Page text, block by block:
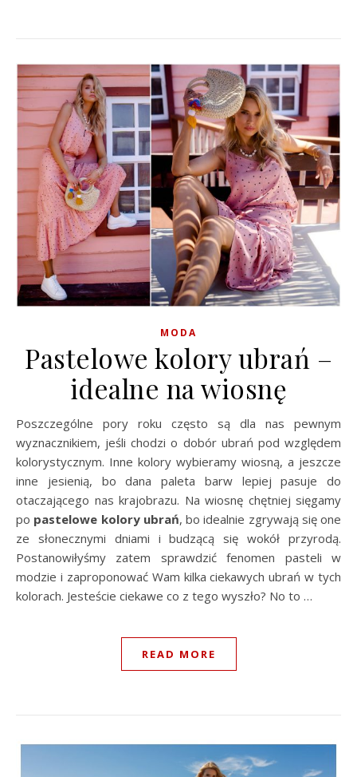
MODA
Pastelowe kolory ubrań –
idealne na wiosnę
Poszczególne pory roku często są dla nas pewnym
wyznacznikiem, jeśli chodzi o dobór ubrań pod względem
kolorystycznym. Inne kolory wybieramy wiosną, a jeszcze
inne jesienią, bo dana paleta barw lepiej pasuje do
otaczającego nas krajobrazu. Na wiosnę chętniej sięgamy
po pastelowe kolory ubrań, bo idealnie zgrywają się one
ze słonecznymi dniami i budzącą się wokół przyrodą.
Postanowiłyśmy zatem sprawdzić fenomen pasteli w
modzie i zaproponować Wam kilka ciekawych ubrań w tych
kolorach. Jesteście ciekawe co z tego wyszło? No to …
READ MORE